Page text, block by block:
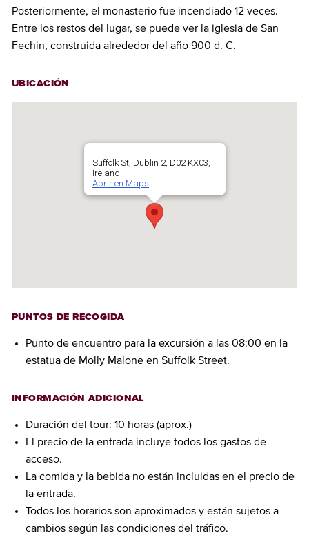
Posteriormente, el monasterio fue incendiado 12 veces.
Entre los restos del lugar, se puede ver la iglesia de San
Fechin, construida alrededor del año 900 d. C.
UBICACIÓN
Suffolk St, Dublin 2, D02 KX03,
Ireland
Abrir en Maps
PUNTOS DE RECOGIDA
Punto de encuentro para la excursión a las 08:00 en la
estatua de Molly Malone en Suffolk Street.
INFORMACIÓN ADICIONAL
Duración del tour: 10 horas (aprox.)
El precio de la entrada incluye todos los gastos de
acceso.
La comida y la bebida no están incluidas en el precio de
la entrada.
Todos los horarios son aproximados y están sujetos a
cambios según las condiciones del tráfico.